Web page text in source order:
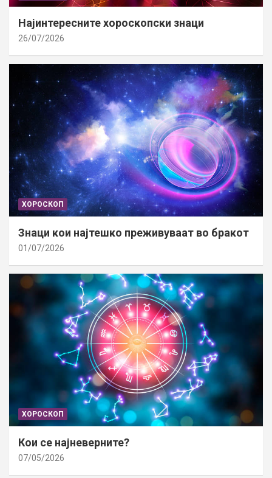
Најинтересните хороскопски знаци
26/07/2026
ХОРОСКОП
Знаци кои најтешко преживуваат во бракот
01/07/2026
ХОРОСКОП
Кои се најневерните?
07/05/2026